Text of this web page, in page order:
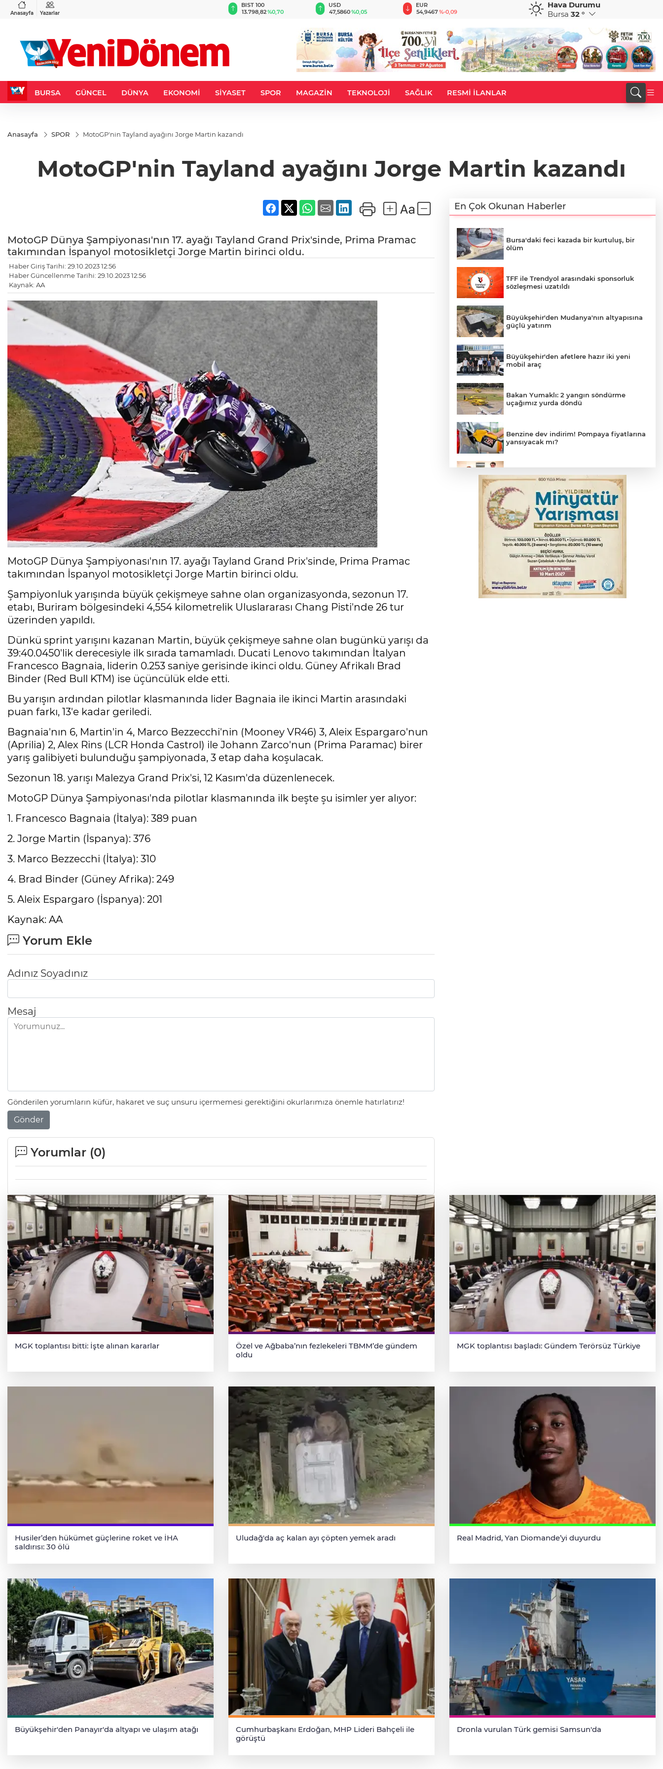
Anasayfa Yazarlar
%0,37
BIST 100
13.798,82%0,70
USD
47,5860%0,05
EUR
54,9467%-0,09 %0,14
CHF
58,5386
Hava Durumu
Bursa 32 °
BURSA GÜNCEL DÜNYA EKONOMİ SİYASET SPOR MAGAZİN TEKNOLOJİ SAĞLIK RESMİ İLANLAR
Anasayfa SPOR MotoGP'nin Tayland ayağını Jorge Martin kazandı
MotoGP'nin Tayland ayağını Jorge Martin kazandı
MotoGP Dünya Şampiyonası'nın 17. ayağı Tayland Grand Prix'sinde, Prima Pramac
takımından İspanyol motosikletçi Jorge Martin birinci oldu.
Haber Giriş Tarihi: 29.10.2023 12:56
Haber Güncellenme Tarihi: 29.10.2023 12:56
Kaynak: AA
MotoGP Dünya Şampiyonası'nın 17. ayağı Tayland Grand Prix'sinde, Prima Pramac
takımından İspanyol motosikletçi Jorge Martin birinci oldu.
Şampiyonluk yarışında büyük çekişmeye sahne olan organizasyonda, sezonun 17.
etabı, Buriram bölgesindeki 4,554 kilometrelik Uluslararası Chang Pisti'nde 26 tur
üzerinden yapıldı.
Dünkü sprint yarışını kazanan Martin, büyük çekişmeye sahne olan bugünkü yarışı da
39:40.0450'lik derecesiyle ilk sırada tamamladı. Ducati Lenovo takımından İtalyan
Francesco Bagnaia, liderin 0.253 saniye gerisinde ikinci oldu. Güney Afrikalı Brad
Binder (Red Bull KTM) ise üçüncülük elde etti.
Bu yarışın ardından pilotlar klasmanında lider Bagnaia ile ikinci Martin arasındaki
puan farkı, 13'e kadar geriledi.
Bagnaia'nın 6, Martin'in 4, Marco Bezzecchi'nin (Mooney VR46) 3, Aleix Espargaro'nun
(Aprilia) 2, Alex Rins (LCR Honda Castrol) ile Johann Zarco'nun (Prima Paramac) birer
yarış galibiyeti bulunduğu şampiyonada, 3 etap daha koşulacak.
Sezonun 18. yarışı Malezya Grand Prix'si, 12 Kasım'da düzenlenecek.
MotoGP Dünya Şampiyonası'nda pilotlar klasmanında ilk beşte şu isimler yer alıyor:
1. Francesco Bagnaia (İtalya): 389 puan
2. Jorge Martin (İspanya): 376
3. Marco Bezzecchi (İtalya): 310
4. Brad Binder (Güney Afrika): 249
5. Aleix Espargaro (İspanya): 201
Kaynak: AA
Yorum Ekle
Adınız Soyadınız
Mesaj
Gönderilen yorumların küfür, hakaret ve suç unsuru içermemesi gerektiğini okurlarımıza önemle hatırlatırız!
Gönder
Yorumlar (0)
En Çok Okunan Haberler
Bursa'daki feci kazada bir kurtuluş, bir
ölüm
TFF ile Trendyol arasındaki sponsorluk
sözleşmesi uzatıldı
Büyükşehir'den Mudanya'nın altyapısına
güçlü yatırım
Büyükşehir'den afetlere hazır iki yeni
mobil araç
Bakan Yumaklı: 2 yangın söndürme
uçağımız yurda döndü
Benzine dev indirim! Pompaya fiyatlarına
yansıyacak mı?
bir araya geldi
Bursa'da alkollü sürücü mahalleyi savaş
alanına çevirdi
Serbest piyasada altın fiyatları...
Serbest piyasada döviz fiyatları
MGK toplantısı bitti: İşte alınan kararlar
Özel ve Ağbaba’nın fezlekeleri TBMM’de gündem
oldu
MGK toplantısı başladı: Gündem Terörsüz Türkiye
Husiler’den hükümet güçlerine roket ve İHA
saldırısı: 30 ölü
Uludağ'da aç kalan ayı çöpten yemek aradı Real Madrid, Yan Diomande’yi duyurdu
Büyükşehir'den Panayır'da altyapı ve ulaşım atağı
Cumhurbaşkanı Erdoğan, MHP Lideri Bahçeli ile
görüştü
Dronla vurulan Türk gemisi Samsun'da